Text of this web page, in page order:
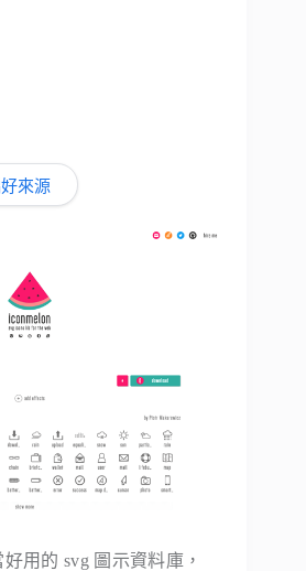
來源
用的 svg 圖示資料庫，